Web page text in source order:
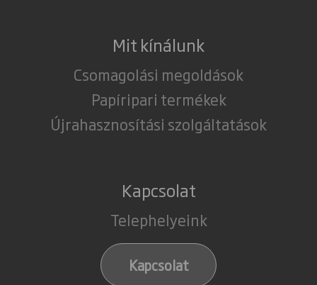
Mit kínálunk
Csomagolási megoldások
Papíripari termékek
Újrahasznosítási szolgáltatások
Kapcsolat
Telephelyeink
Kapcsolat